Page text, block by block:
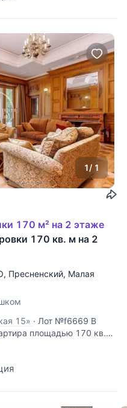
1/ 1
170 м² на 2 этаже
170 кв. м на 2
, Пресненский, Малая
15» · Лот №f6669 В
площадью 170 кв.м.
Баскакова, сооружён в
Пиотровича.
творчества зодчего